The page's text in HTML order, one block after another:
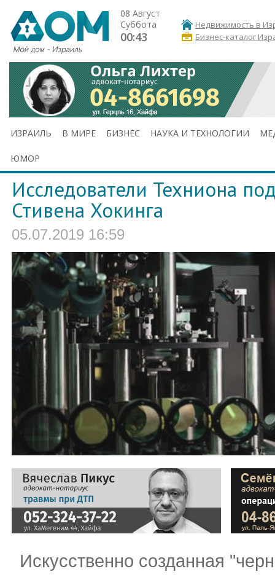
08 Август
Суббота
00:43
Недвижимость в
Бизнес-каталог
ИЗРАИЛЬ В МИРЕ БИЗНЕС НАУКА И ТЕХНОЛОГИИ
ЮМОР
Исследователи Техниона
Стивена Хокинга
05.07.2019 16:59
Искусственно созданная